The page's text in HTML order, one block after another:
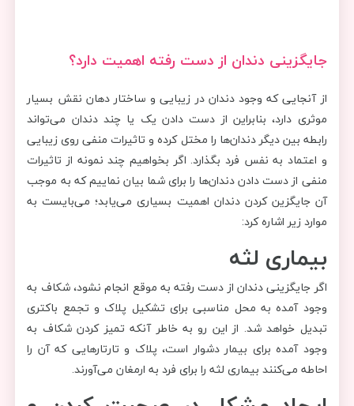
جایگزینی دندان از دست رفته اهمیت دارد؟
از آنجایی که وجود دندان در زیبایی و ساختار دهان نقش بسیار
موثری دارد، بنابراین از دست دادن یک یا چند دندان می‌تواند
رابطه بین دیگر دندان‌ها را مختل کرده و تاثیرات منفی روی زیبایی
و اعتماد به نفس فرد بگذارد. اگر بخواهیم چند نمونه از تاثیرات
منفی از دست دادن دندا‌ن‌ها را برای شما بیان نماییم که به موجب
آن جایگزین کردن دندان اهمیت بسیاری می‌یابد؛ می‌بایست به
موارد زیر اشاره کرد:
بیماری لثه
اگر جایگزینی دندان از دست رفته به موقع انجام نشود، شکاف به
وجود آمده به محل مناسبی برای تشکیل پلاک و تجمع باکتری
تبدیل خواهد شد. از این رو به خاطر آنکه تمیز کردن شکاف به
وجود آمده برای بیمار دشوار است، پلاک و تارتار‌هایی که آن را
احاطه می‌کنند بیماری لثه را برای فرد به ارمغان می‌آورند.